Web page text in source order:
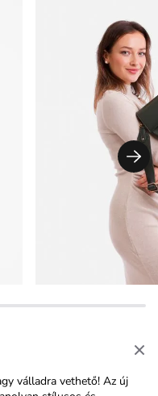
válladra vethető! Az új